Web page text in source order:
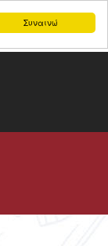
Συναινώ